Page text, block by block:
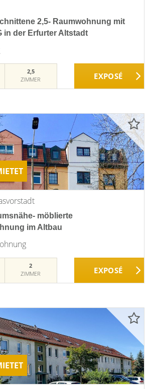
2,5- Raumwohnung mit
in der Erfurter Altstadt
2,5
ZIMMER
möblierte
im Altbau
2
ZIMMER